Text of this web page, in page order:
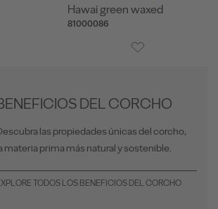
Hawai green waxed
81000086
DEL CORCHO
las propiedades únicas del corcho,
materia prima más natural y sostenible.
TODOS LOS BENEFICIOS DEL CORCHO